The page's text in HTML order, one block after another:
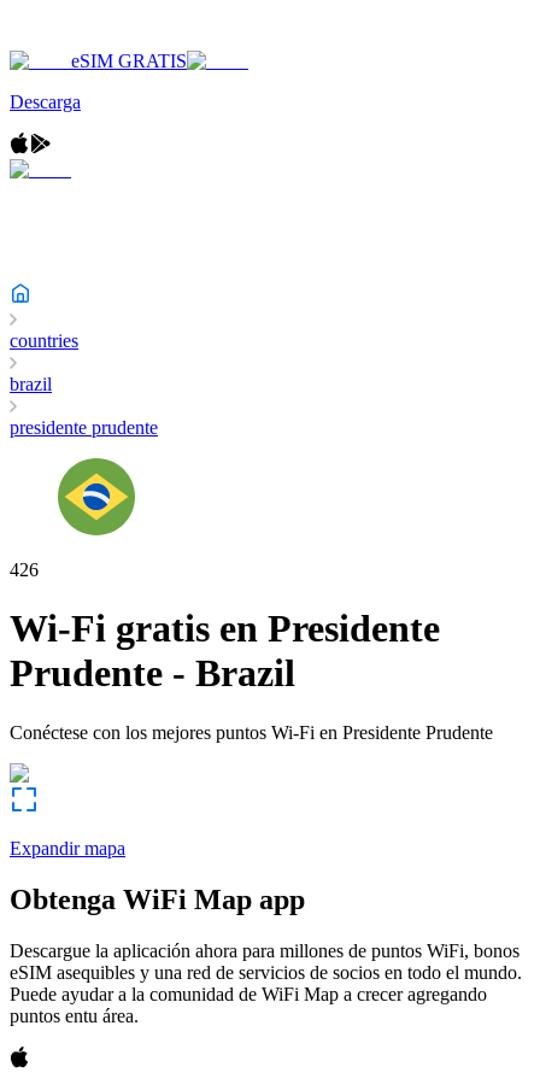
eSIM GRATIS
Descarga
countries
brazil
presidente prudente
426
Wi-Fi gratis en Presidente
Prudente - Brazil
Conéctese con los mejores puntos Wi-Fi en Presidente Prudente
Expandir mapa
Obtenga WiFi Map app
Descargue la aplicación ahora para millones de puntos WiFi, bonos
eSIM asequibles y una red de servicios de socios en todo el mundo.
Puede ayudar a la comunidad de WiFi Map a crecer agregando
puntos entu área.